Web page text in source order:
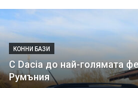
КОННИ БАЗИ
С Dacia до най-голямата
Румъния